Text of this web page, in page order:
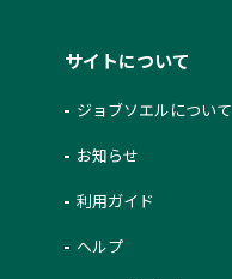
サイトについて
ジョブソエルについて
お知らせ
利用ガイド
ヘルプ